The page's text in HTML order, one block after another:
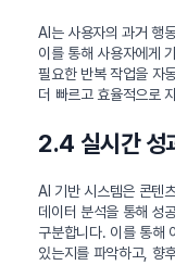
AI는 사용자의 과거 행
이를 통해 사용자에게
필요한 반복 작업을 자
더 빠르고 효율적으로
2.4 실시간 성
AI 기반 시스템은 콘텐
데이터 분석을 통해 성
구분합니다. 이를 통해
있는지를 파악하고, 향